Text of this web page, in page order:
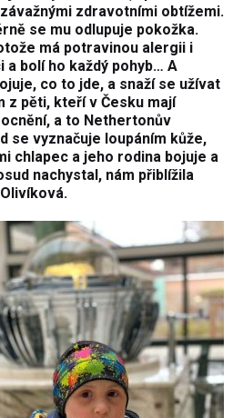
zdravotními obtížemi.
se mu odlupuje pokožka.
má potravinou alergii i
bolí ho každý pohyb… A
co to jde, a snaží se užívat
z pěti, kteří v Česku mají
a to Nethertonův
se vyznačuje loupáním kůže,
chlapec a jeho rodina bojuje a
nachystal, nám přiblížila